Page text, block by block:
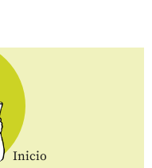
Inicio